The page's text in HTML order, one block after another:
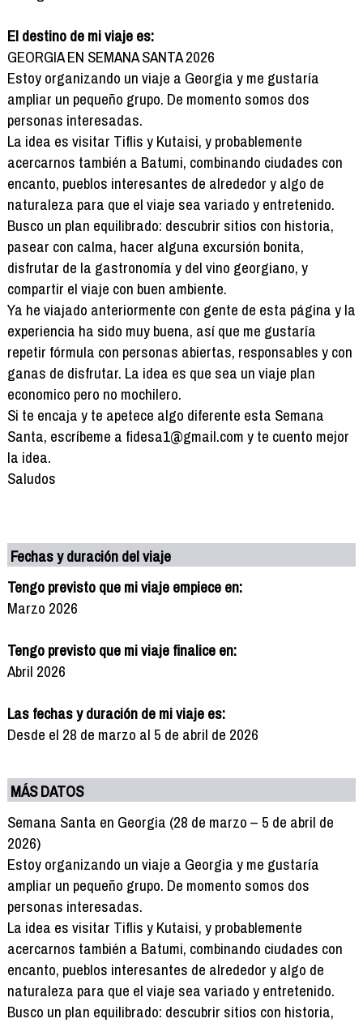
El destino de mi viaje es:
GEORGIA EN SEMANA SANTA 2026
Estoy organizando un viaje a Georgia y me gustaría
ampliar un pequeño grupo. De momento somos dos
personas interesadas.
La idea es visitar Tiflis y Kutaisi, y probablemente
acercarnos también a Batumi, combinando ciudades con
encanto, pueblos interesantes de alrededor y algo de
naturaleza para que el viaje sea variado y entretenido.
Busco un plan equilibrado: descubrir sitios con historia,
pasear con calma, hacer alguna excursión bonita,
disfrutar de la gastronomía y del vino georgiano, y
compartir el viaje con buen ambiente.
Ya he viajado anteriormente con gente de esta página y la
experiencia ha sido muy buena, así que me gustaría
repetir fórmula con personas abiertas, responsables y con
ganas de disfrutar. La idea es que sea un viaje plan
economico pero no mochilero.
Si te encaja y te apetece algo diferente esta Semana
Santa, escríbeme a fidesa1@gmail.com y te cuento mejor
la idea.
Saludos
Fechas y duración del viaje
Tengo previsto que mi viaje empiece en:
Marzo 2026
Tengo previsto que mi viaje finalice en:
Abril 2026
Las fechas y duración de mi viaje es:
Desde el 28 de marzo al 5 de abril de 2026
MÁS DATOS
Semana Santa en Georgia (28 de marzo – 5 de abril de
2026)
Estoy organizando un viaje a Georgia y me gustaría
ampliar un pequeño grupo. De momento somos dos
personas interesadas.
La idea es visitar Tiflis y Kutaisi, y probablemente
acercarnos también a Batumi, combinando ciudades con
encanto, pueblos interesantes de alrededor y algo de
naturaleza para que el viaje sea variado y entretenido.
Busco un plan equilibrado: descubrir sitios con historia,